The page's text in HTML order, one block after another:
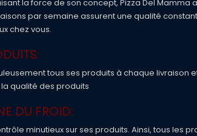
la force de son concept, Pizza Del
par semaine assurent une qualité
chez vous.
tous ses produits à chaque livraison
qualité des produits
DU FROID:
minutieux sur ses produits. Ainsi, tous les